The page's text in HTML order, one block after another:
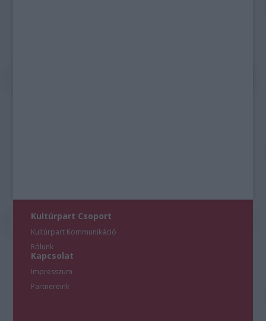
Kultúrpart Csoport
Kultúrpart Kommunikáció
Rólunk
Kapcsolat
Impresszum
Partnereink